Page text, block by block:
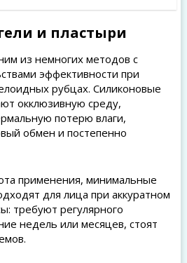
и пластыри
из немногих методов с
эффективности при
рубцах. Силиконовые
окклюзивную среду,
потерю влаги,
обмен и постепенно
применения, минимальные
для лица при аккуратном
требуют регулярного
недель или месяцев, стоят